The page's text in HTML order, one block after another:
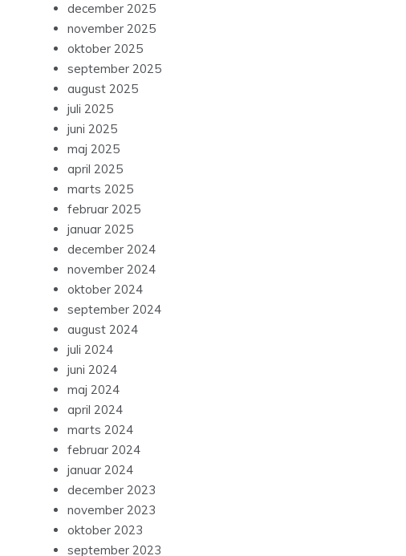
december 2025
november 2025
oktober 2025
september 2025
august 2025
juli 2025
juni 2025
maj 2025
april 2025
marts 2025
februar 2025
januar 2025
december 2024
november 2024
oktober 2024
september 2024
august 2024
juli 2024
juni 2024
maj 2024
april 2024
marts 2024
februar 2024
januar 2024
december 2023
november 2023
oktober 2023
september 2023